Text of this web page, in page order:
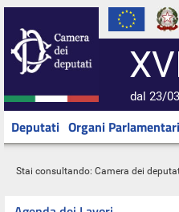
dal 23/
Deputati Organi Parlamentari
Stai consultando: Camera dei